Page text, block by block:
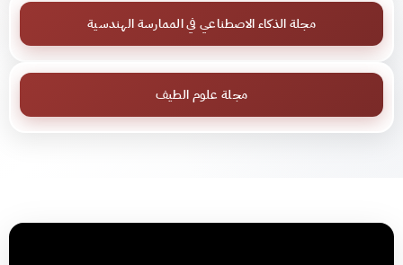
مجلة الذكاء الاصطناعي في الممارسة الهندسية
مجلة علوم الطيف